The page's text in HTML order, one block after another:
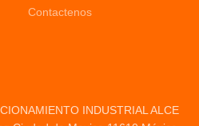
Contactenos
INDUSTRIAL ALCE